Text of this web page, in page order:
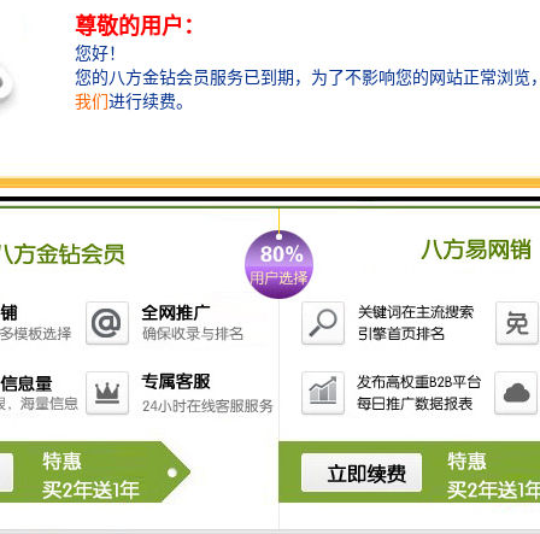
机按钮，加速指示灯闪烁，设定工艺要求的车速并确
认，点击加速按钮车速自动增至工艺要求车速。